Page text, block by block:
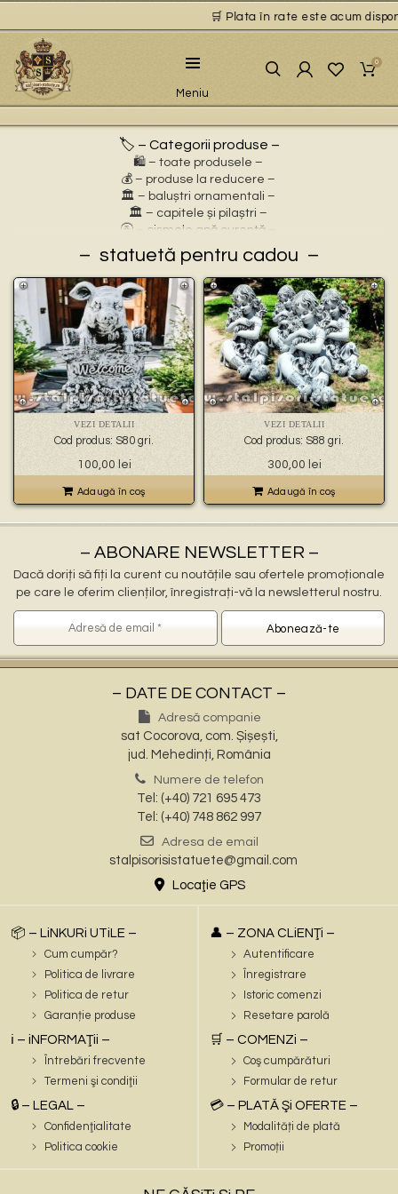
🛒 Plata în rate este acum
Meniu
0
🏷️ – Categorii produse –
🛍️ – toate produsele –
💰 – produse la reducere –
🏛 – baluștri ornamentali –
🏛 – capitele și pilaștri –
🚰 – cișmele apă curentă –
⛲ – fântâni arteziene –
🎀 – idei de cadouri –
🪴 – jardiniere cu personaje –
🌸 – jardiniere pentru flori –
🏗 – socluri și stative –
🦌 – statuete animale sălbatice –
🐕 – statuete animale domestice –
🧘 – statuete buddha –
🧺 – statuete cu coșulețe –
🐉 – statuete gargoyles –
👼 – statuete religioase și îngerași –
🦜 – statuete păsări –
💧 – statuete pentru fântâni –
🍄 – statuete pitici și troli –
🏺 – vaze pentru flori –
statuetă pentru cadou
VEZI DETALII
Cod produs: S80 gri.
100,00 lei
Adaugă în coş
VEZI DETALII
Cod produs: S88 gri.
300,00 lei
Adaugă în coş
– ABONARE NEWSLETTER –
Dacă doriți să fiți la curent cu noutățile sau ofertele promoționale
pe care le oferim clienților, înregistrați-vă la newsletterul nostru.
– DATE DE CONTACT –
Adresă companie
sat Cocorova, com. Șișești,
jud. Mehedinți, România
Numere de telefon
Tel: (+40) 721 695 473
Tel: (+40) 748 862 997
Adresa de email
stalpisorisistatuete@gmail.com
Locaţie GPS
📦 – LiNKURi UTiLE –
Cum cumpăr?
Politica de livrare
Politica de retur
Garanție produse
ℹ️ – iNFORMAŢii –
Întrebări frecvente
Termeni şi condiţii
🔒 – LEGAL –
Confidenţialitate
Politica cookie
👤 – ZONA CLiENŢi –
Autentificare
Înregistrare
Istoric comenzi
Resetare parolă
🛒 – COMENZi –
Coş cumpărături
Formular de retur
💳 – PLATĂ Şi OFERTE –
Modalități de plată
Promoții